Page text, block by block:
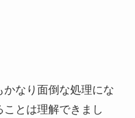
かなり面倒な処理にな
とは理解できまし